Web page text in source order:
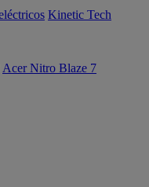
Kinetic Tech
Acer Nitro Blaze 7